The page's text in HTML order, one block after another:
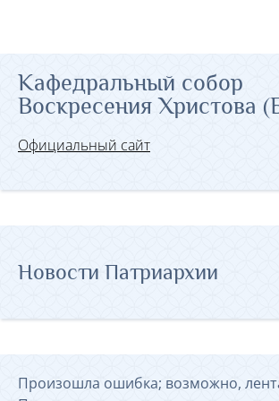
Кафедральный собор
Воскресения Христова
Официальный сайт
Новости Патриархии
Произошла ошибка; возможно,